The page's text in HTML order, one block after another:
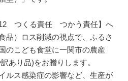
つくる責任 つかう責任】へ
品）ロス削減の視点で、ふるさ
のこども食堂に一関市の農産
あり品)をお贈りします。
ルス感染症の影響など、生産が